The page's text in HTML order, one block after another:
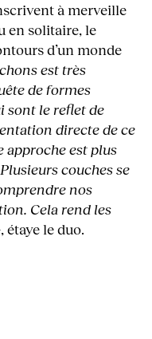
à merveille
en solitaire, le
d’un monde
est très
de formes
sont le reflet de
directe de ce
approche est plus
couches se
nos
Cela rend les
, étaye le duo.